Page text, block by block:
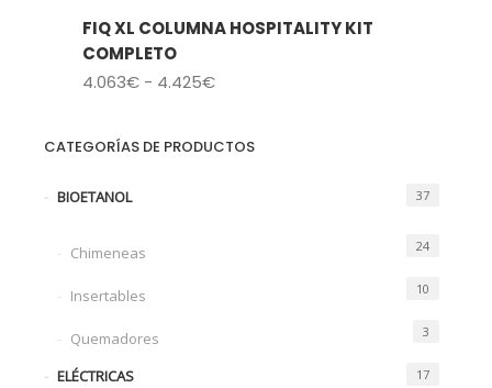
FIQ XL COLUMNA HOSPITALITY KIT
COMPLETO
4.063€ - 4.425€Rango
desde
Añadir
a la
de
CATEGORÍAS DE PRODUCTOS
BIOETANOL 37
Chimeneas 24
Insertables 10
Quemadores 3
ELÉCTRICAS 17